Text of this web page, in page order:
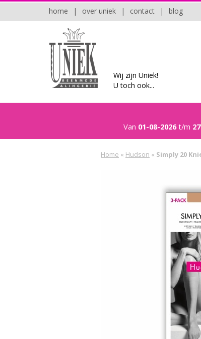
blog
|
contact
|
over uniek
|
home
Wij zijn Uniek!
U toch ook...
Van 01-08-2026t/m
Home « Hudson « Simply 20